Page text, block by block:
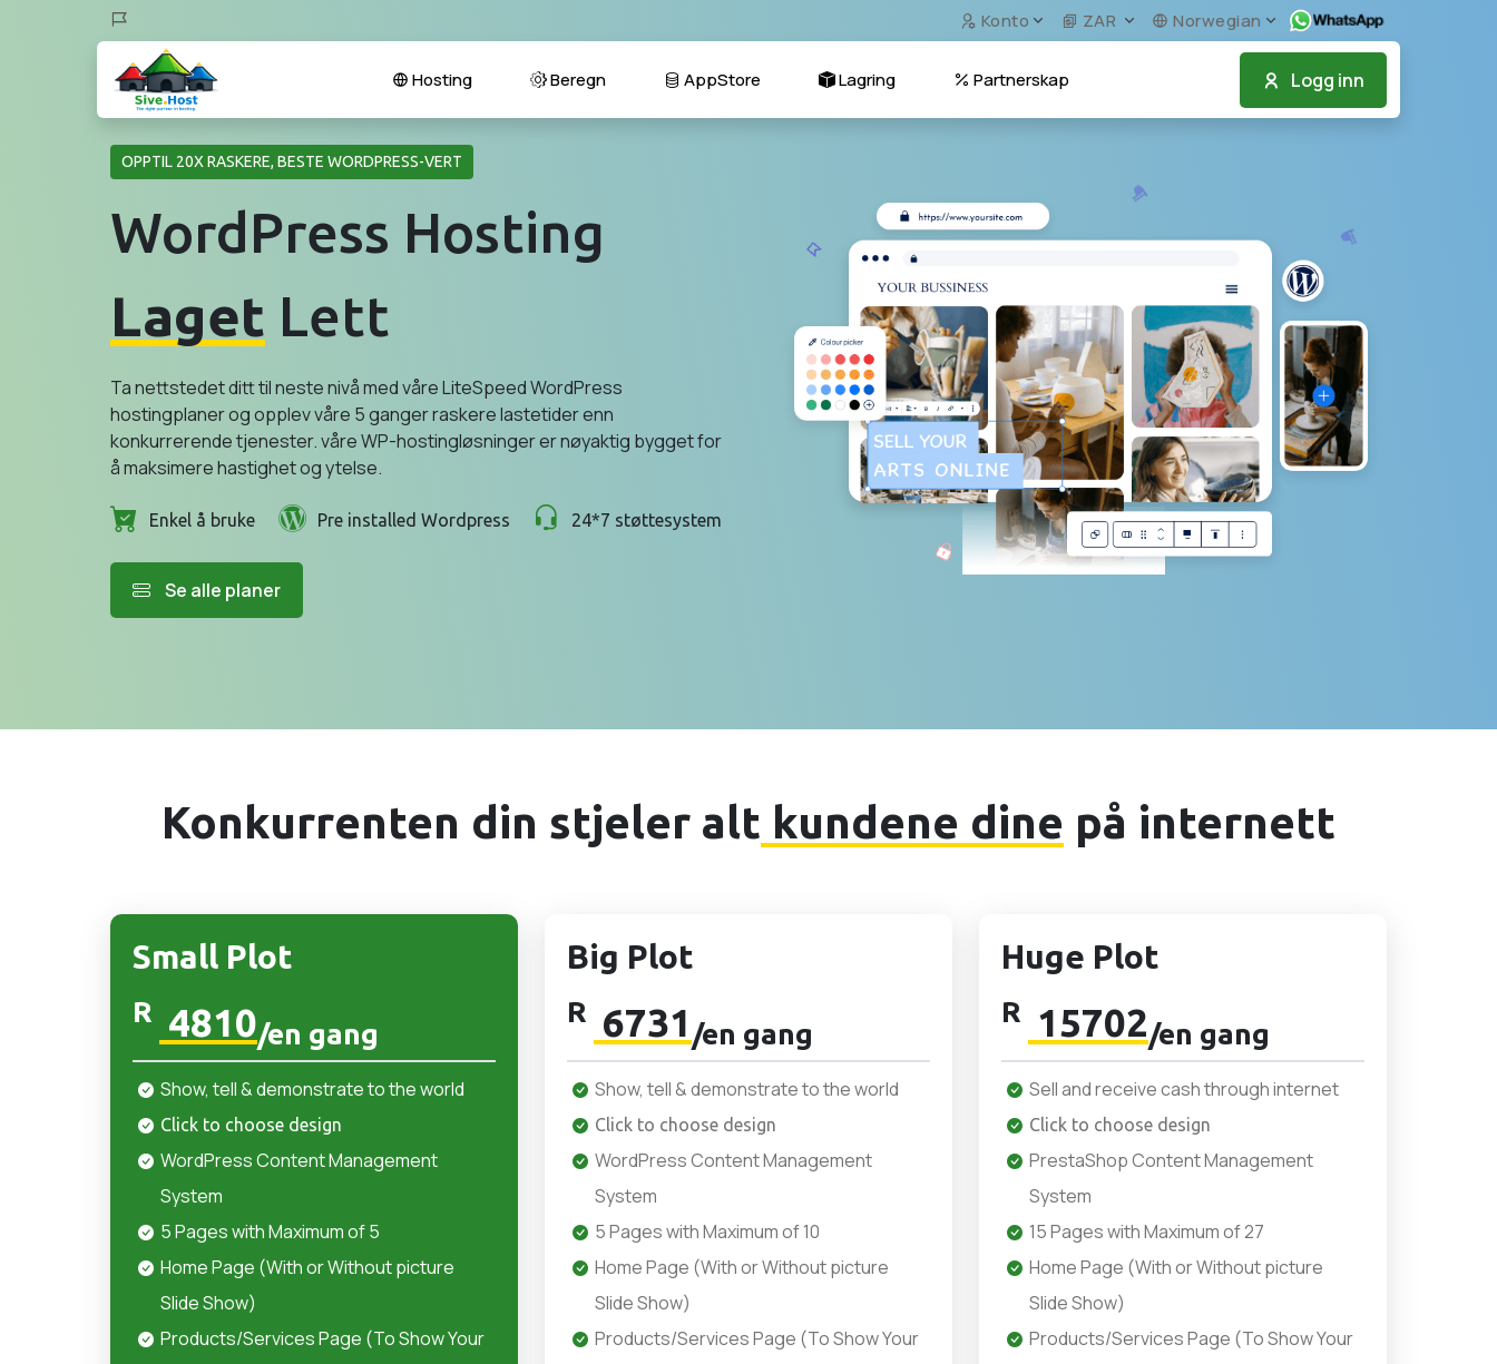
Konto ZAR Norwegian
Logg inn
Hosting Beregn AppStore Lagring Partnerskap
OPPTIL 20X RASKERE, BESTE WORDPRESS-VERT
WordPress Hosting
Laget Lett
Ta nettstedet ditt til neste nivå med våre LiteSpeed ​​WordPress
hostingplaner og opplev våre 5 ganger raskere lastetider enn
konkurrerende tjenester. våre WP-hostingløsninger er nøyaktig bygget for
å maksimere hastighet og ytelse.
Enkel å bruke Pre installed Wordpress 24*7 støttesystem
Se alle planer
Konkurrenten din stjeler alt kundene dine på internett
Small Plot
R 4810/en gang
Show, tell & demonstrate to the world
Click to choose design
WordPress Content Management
System
5 Pages with Maximum of 5
Home Page (With or Without picture
Slide Show)
Products/Services Page (To Show Your
Big Plot
R 6731 /en gang
Show, tell & demonstrate to the world
Click to choose design
WordPress Content Management
System
5 Pages with Maximum of 10
Home Page (With or Without picture
Slide Show)
Products/Services Page (To Show Your
Huge Plot
R 15702/en gang
Sell and receive cash through internet
Click to choose design
PrestaShop Content Management
System
15 Pages with Maximum of 27
Home Page (With or Without picture
Slide Show)
Products/Services Page (To Show Your